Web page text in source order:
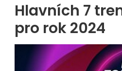
Hlavních 7
pro rok 2024